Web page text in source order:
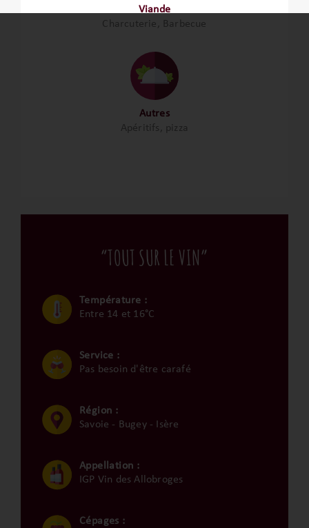
Viande
Charcuterie, Barbecue
Autres
Apéritifs, pizza
“TOUT SUR LE VIN”
Température :
Entre 14 et 16°C
Service :
Pas besoin d'être carafé
Région :
Savoie - Bugey - Isère
Appellation :
IGP Vin des Allobroges
Cépages :